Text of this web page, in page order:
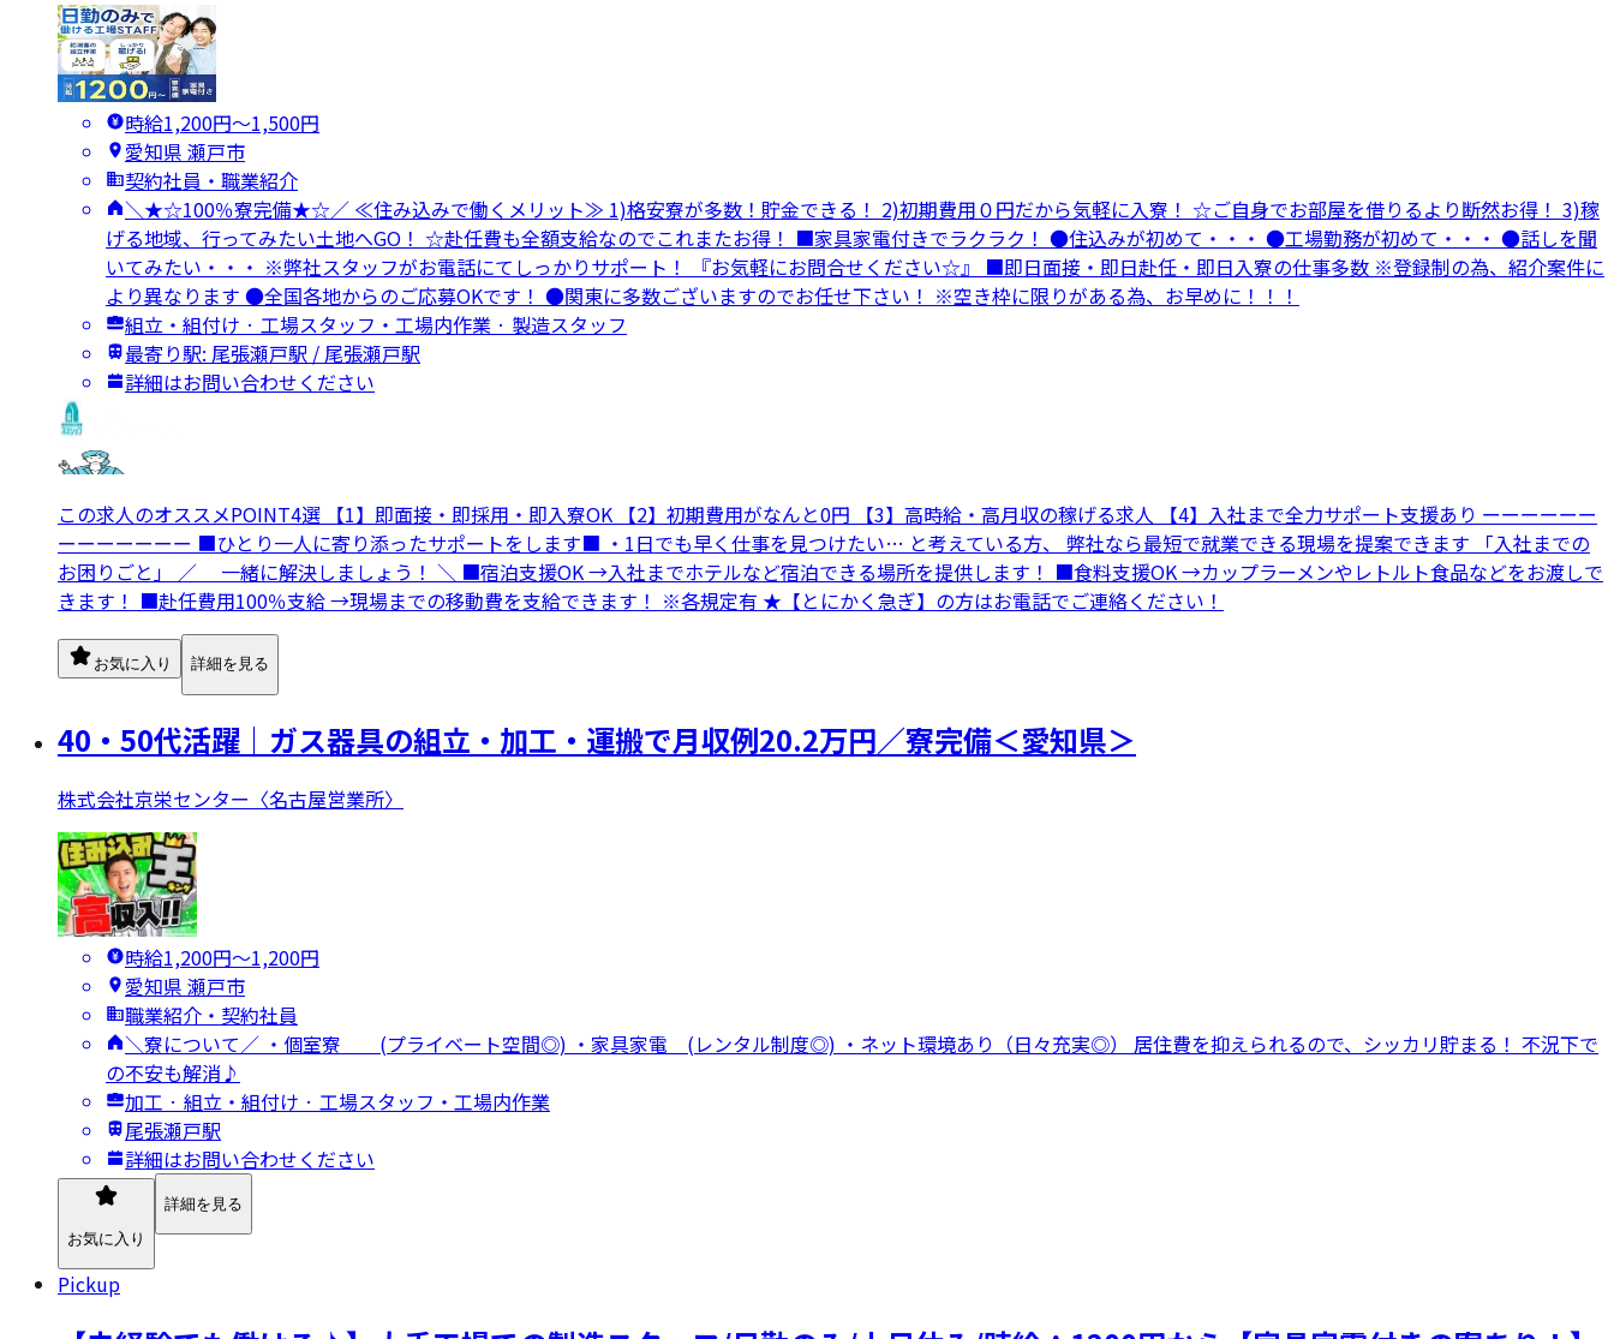
時給1,200円〜1,500円
愛知県 瀬戸市
契約社員・職業紹介
＼★☆100％寮完備★☆／ ≪住み込みで働くメリット≫ 1)格安寮が多数！貯金できる！ 2)初期費用０円だから気軽に入寮！ ☆ご自身でお部屋を借りるより断然お得！ 3)稼
げる地域、行ってみたい土地へGO！ ☆赴任費も全額支給なのでこれまたお得！ ■家具家電付きでラクラク！ ●住込みが初めて・・・ ●工場勤務が初めて・・・ ●話しを聞
いてみたい・・・ ※弊社スタッフがお電話にてしっかりサポート！ 『お気軽にお問合せください☆』 ■即日面接・即日赴任・即日入寮の仕事多数 ※登録制の為、紹介案件に
より異なります ●全国各地からのご応募OKです！ ●関東に多数ございますのでお任せ下さい！ ※空き枠に限りがある為、お早めに！！！
組立・組付け · 工場スタッフ・工場内作業 · 製造スタッフ
最寄り駅: 尾張瀬戸駅 / 尾張瀬戸駅
詳細はお問い合わせください
この求人のオススメPOINT4選 【1】即面接・即採用・即入寮OK 【2】初期費用がなんと0円 【3】高時給・高月収の稼げる求人 【4】入社まで全力サポート支援あり ーーーーーー
ーーーーーーー ■ひとり一人に寄り添ったサポートをします■ ・1日でも早く仕事を見つけたい… と考えている方、 弊社なら最短で就業できる現場を提案できます 「入社までの
お困りごと」 ／ 一緒に解決しましょう！ ＼ ■宿泊支援OK →入社までホテルなど宿泊できる場所を提供します！ ■食料支援OK →カップラーメンやレトルト食品などをお渡しで
きます！ ■赴任費用100％支給 →現場までの移動費を支給できます！ ※各規定有 ★【とにかく急ぎ】の方はお電話でご連絡ください！
お気に入り 詳細を見る
40・50代活躍｜ガス器具の組立・加工・運搬で月収例20.2万円／寮完備＜愛知県＞
株式会社京栄センター〈名古屋営業所〉
時給1,200円〜1,200円
愛知県 瀬戸市
職業紹介・契約社員
＼寮について／ ・個室寮 (プライベート空間◎) ・家具家電 (レンタル制度◎) ・ネット環境あり（日々充実◎） 居住費を抑えられるので、シッカリ貯まる！ 不況下で
の不安も解消♪
加工 · 組立・組付け · 工場スタッフ・工場内作業
尾張瀬戸駅
詳細はお問い合わせください
お気に入り
詳細を見る
Pickup